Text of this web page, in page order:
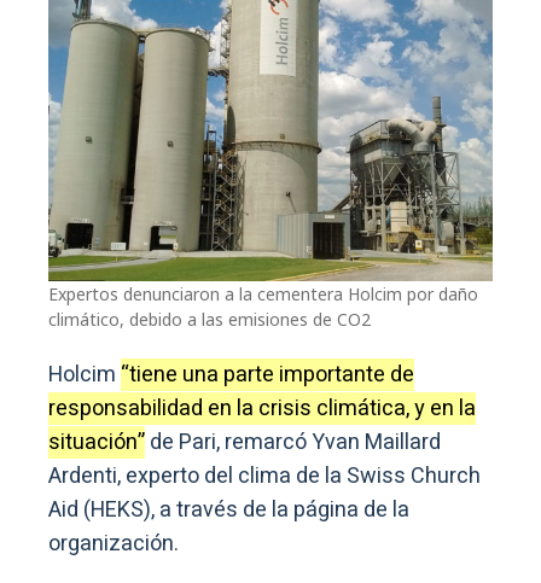
Expertos denunciaron a la cementera Holcim por daño
climático, debido a las emisiones de CO2
Holcim “tiene una parte importante de
responsabilidad en la crisis climática, y en la
situación”de Pari, remarcó Yvan Maillard
Ardenti, experto del clima de la Swiss Church
Aid (HEKS), a través de la página de la
organización.